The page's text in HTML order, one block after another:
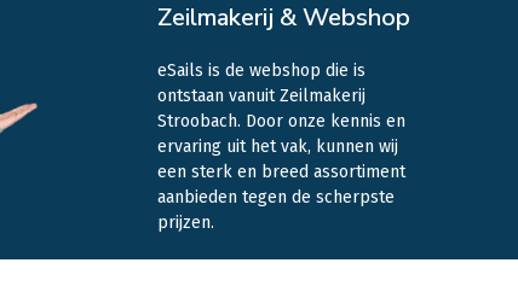
Zeilmakerij & Webshop
eSails is de webshop die is
ontstaan vanuit Zeilmakerij
Stroobach. Door onze kennis en
ervaring uit het vak, kunnen wij
een sterk en breed assortiment
aanbieden tegen de scherpste
prijzen.